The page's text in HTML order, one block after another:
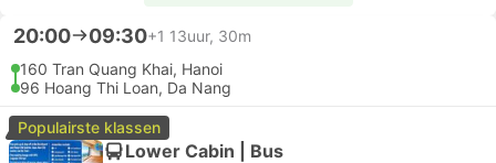
20:00 09:30+1 13uur, 30m
160 Tran Quang Khai, Hanoi
96 Hoang Thi Loan, Da Nang
Populairste klassen
Lower Cabin | Bus